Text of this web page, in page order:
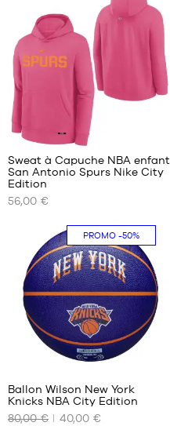
38-
42-
46
50
NOS
DISPONIBLES
enfant
- 1m25
à
1m35
M -
enfant
- 1m35
L -
enfant
- 1m50
Sweat à Capuche NBA enfant
San Antonio Spurs Nike City
Edition
56,00 €
PROMO-50%
NOS
TAILLES
1
Ballon Wilson New York
Knicks NBA City Edition
80,00 €
40,00 €